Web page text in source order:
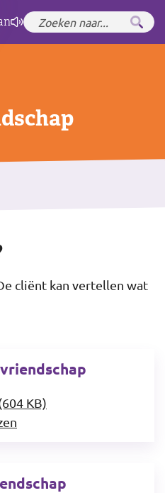
cliënt kan vertellen wat
KB)